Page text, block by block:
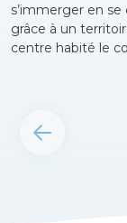
s’immerger en
grâce à un
centre habité le